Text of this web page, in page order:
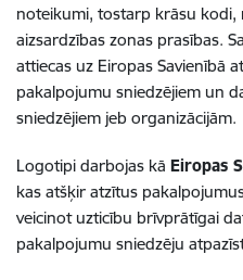
noteikumi, tostarp krāsu kodi,
aizsardzības zonas prasības.
attiecas uz Eiropas Savienībā
pakalpojumu sniedzējiem un
sniedzējiem jeb organizācijām.
Logotipi darbojas kā Eiropas
kas atšķir atzītus
veicinot uzticību brīvprātīgai
pakalpojumu sniedzēju